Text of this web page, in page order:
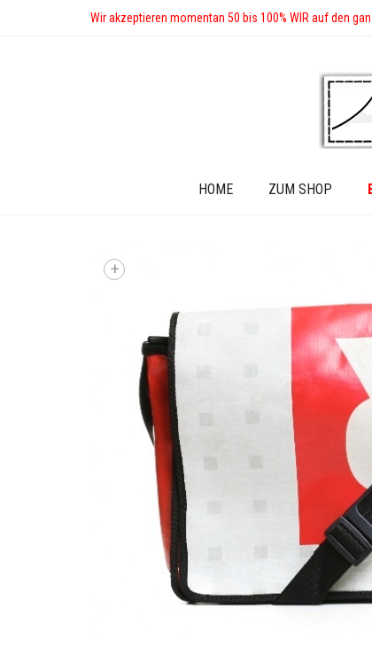
Wir akzeptieren momentan 50 bis 100% WIR auf den
HOME ZUM SHOP
+